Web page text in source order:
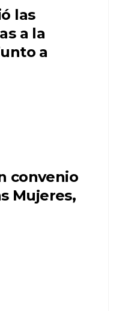
las
a la
a
convenio
Mujeres,